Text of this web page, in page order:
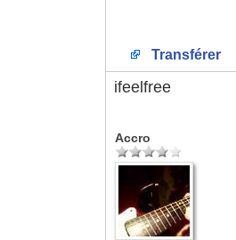
Transférer
ifeelfree
Accro